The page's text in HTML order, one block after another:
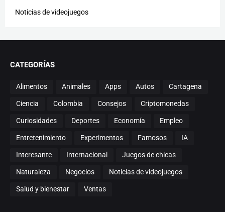
Noticias de videojuegos
CATEGORÍAS
Alimentos Animales Apps Autos Cartagena
Ciencia Colombia Consejos Criptomonedas
Curiosidades Deportes Economía Empleo
Entretenimiento Experimentos Famosos IA
Interesante Internacional Juegos de chicas
Naturaleza Negocios Noticias de videojuegos
Salud y bienestar Ventas